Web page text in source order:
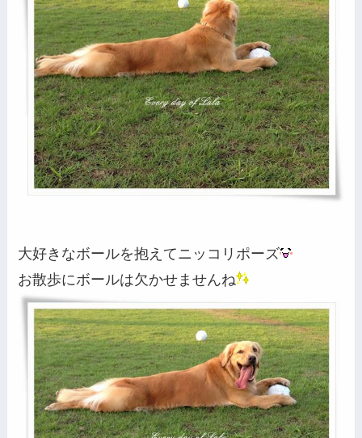
大好きなボールを抱えてニッコリポーズ
お散歩にボールは欠かせませんね